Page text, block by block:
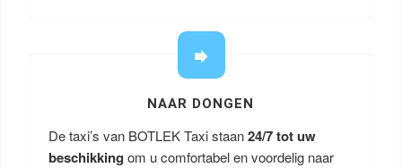
NAAR DONGEN
De taxi’s van BOTLEK Taxi staan24/7 tot uw
beschikking om u comfortabel en voordelig naar